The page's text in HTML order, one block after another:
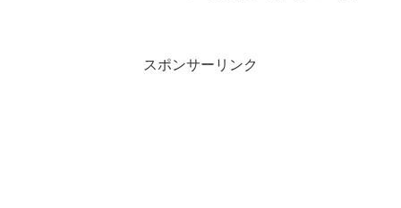
ン、受検資格、MOS取得のメリットを確
認していきましょう。
スポンサーリンク